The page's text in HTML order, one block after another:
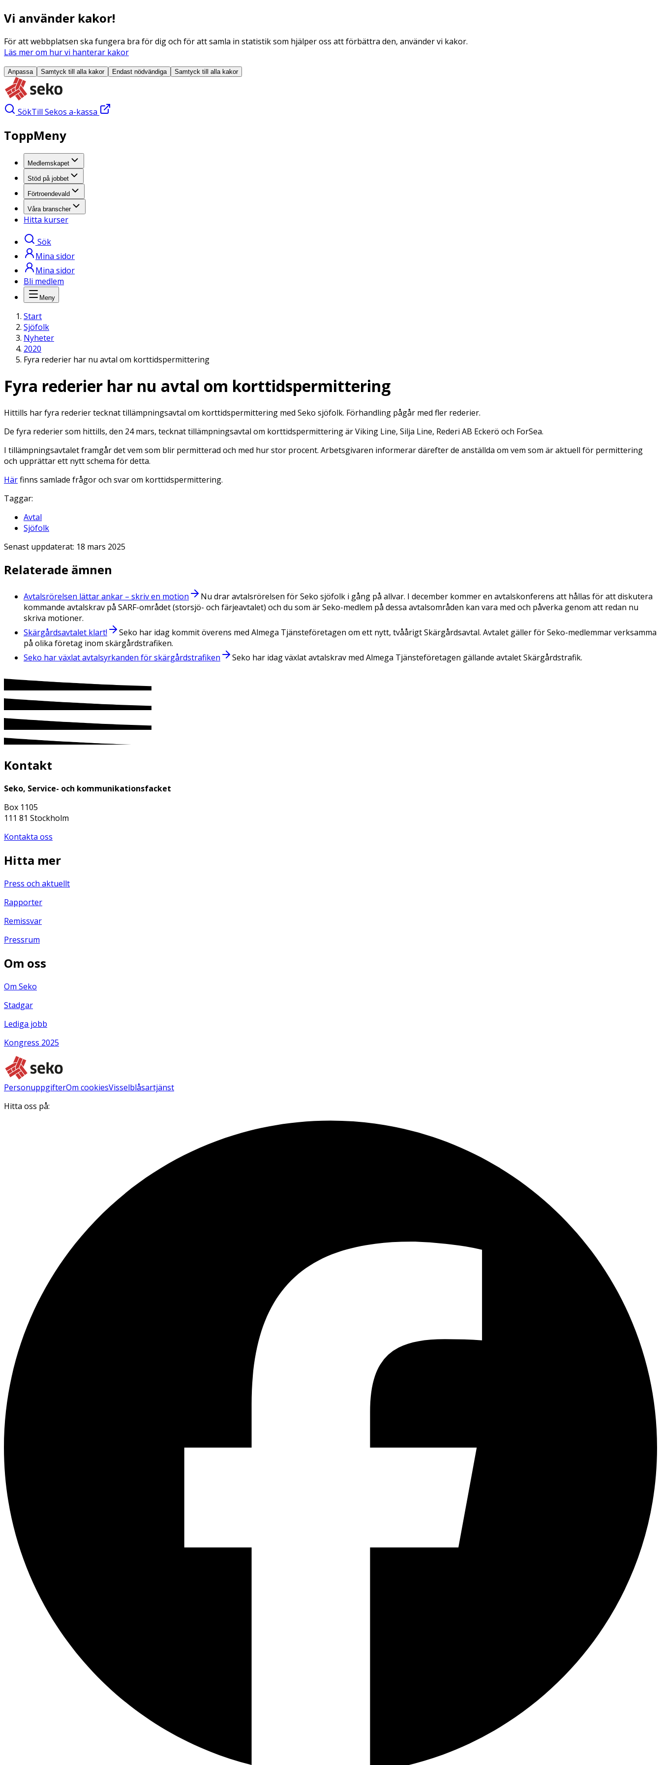
Vi använder kakor!
För att webbplatsen ska fungera bra för dig och för att samla in statistik som hjälper oss att förbättra den, använder vi kakor.
Läs mer om hur vi hanterar kakor
Anpassa Samtyck till alla kakor Endast nödvändiga Samtyck till alla kakor
SökTill Sekos a-kassa
ToppMeny
Medlemskapet
Stöd på jobbet
Förtroendevald
Våra branscher
Hitta kurser
Sök
Mina sidor
Mina sidor
Bli medlem
Meny
Start
Sjöfolk
Nyheter
2020
Fyra rederier har nu avtal om korttidspermittering
Fyra rederier har nu avtal om korttidspermittering
Hittills har fyra rederier tecknat tillämpningsavtal om korttidspermittering med Seko sjöfolk. Förhandling pågår med fler rederier.
De fyra rederier som hittills, den 24 mars, tecknat tillämpningsavtal om korttidspermittering är Viking Line, Silja Line, Rederi AB Eckerö och ForSea.
I tillämpningsavtalet framgår det vem som blir permitterad och med hur stor procent. Arbetsgivaren informerar därefter de anställda om vem som är aktuell för permittering
och upprättar ett nytt schema för detta.
Härfinns samlade frågor och svar om korttidspermittering.
Taggar:
Avtal
Sjöfolk
Senast uppdaterat: 18 mars 2025
Relaterade ämnen
Avtalsrörelsen lättar ankar – skriv en motion
Nu drar avtalsrörelsen för Seko sjöfolk i gång på allvar. I december kommer en avtalskonferens att hållas för att diskutera
kommande avtalskrav på SARF-området (storsjö- och färjeavtalet) och du som är Seko-medlem på dessa avtalsområden kan vara med och påverka genom att redan nu
skriva motioner.
Skärgårdsavtalet klart!
Seko har idag kommit överens med Almega Tjänsteföretagen om ett nytt, tvåårigt Skärgårdsavtal. Avtalet gäller för Seko-medlemmar verksamma
på olika företag inom skärgårdstrafiken.
Seko har växlat avtalsyrkanden för skärgårdstrafiken
Seko har idag växlat avtalskrav med Almega Tjänsteföretagen gällande avtalet Skärgårdstrafik.
Kontakt
Seko, Service- och kommunikationsfacket
Box 1105
111 81 Stockholm
Kontakta oss
Hitta mer
Press och aktuellt
Rapporter
Remissvar
Pressrum
Om oss
Om Seko
Stadgar
Lediga jobb
Kongress 2025
PersonuppgifterOm cookiesVisselblåsartjänst
Hitta oss på: